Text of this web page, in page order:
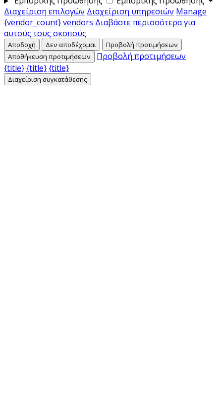
Διαχείριση επιλογών Διαχείριση υπηρεσιών Manage
{vendor_count} vendors Διαβάστε περισσότερα για
αυτούς τους σκοπούς
Αποδοχή Δεν αποδέχομαι
Προβολή προτιμήσεων
Αποθήκευση προτιμήσεων
Προβολή προτιμήσεων
{title}{title}{title}
Διαχείριση συγκατάθεσης